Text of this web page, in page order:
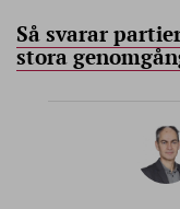
Så svarar
stora